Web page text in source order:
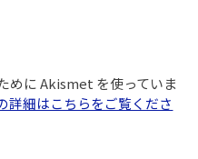
めに Akismet を使っていま
詳細はこちらをご覧くださ